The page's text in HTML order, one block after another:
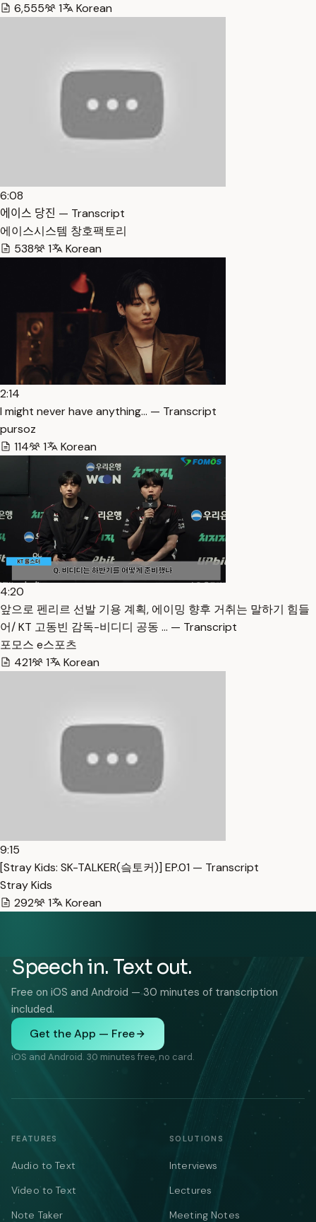
6,555 1 Korean
6:08
에이스 당진 — Transcript
에이스시스템 창호팩토리
538
1 Korean
2:14
I might never have anything… — Transcript
pursoz
114
1 Korean
4:20
앞으로 펜리르 선발 기용 계획, 에이밍 향후 거취는 말하기 힘들
어/ KT 고동빈 감독-비디디 공동 … — Transcript
포모스 e스포츠
421
1 Korean
9:15
[Stray Kids: SK-TALKER(슼토커)] EP.01 — Transcript
Stray Kids
292
1 Korean
Speech in. Text out.
Free on iOS and Android — 30 minutes of transcription
included.
Get the App — Free
iOS and Android. 30 minutes free, no card.
FEATURES
Audio to Text
Video to Text
Note Taker
SOLUTIONS
Interviews
Lectures
Meeting Notes